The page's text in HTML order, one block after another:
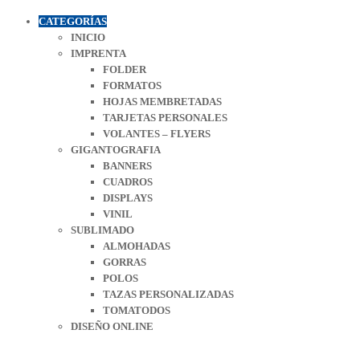
CATEGORÍAS
INICIO
IMPRENTA
FOLDER
FORMATOS
HOJAS MEMBRETADAS
TARJETAS PERSONALES
VOLANTES – FLYERS
GIGANTOGRAFIA
BANNERS
CUADROS
DISPLAYS
VINIL
SUBLIMADO
ALMOHADAS
GORRAS
POLOS
TAZAS PERSONALIZADAS
TOMATODOS
DISEÑO ONLINE